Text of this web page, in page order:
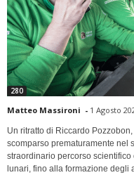
280
Matteo Massironi - 1 Agosto
Un ritratto di Riccardo
scomparso prematuramente nel
straordinario percorso
lunari, fino alla formazione degli